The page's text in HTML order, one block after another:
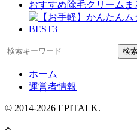
ホーム
運営者情報
© 2014-2026 EPITALK.